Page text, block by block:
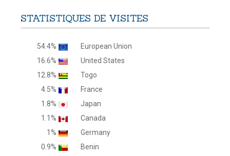
STATISTIQUES DE VISITES
54.4%
European Union
16.6%
United States
12.8%
Togo
4.5%
France
1.8%
Japan
1.1%
Canada
1%
Germany
0.9%
Benin